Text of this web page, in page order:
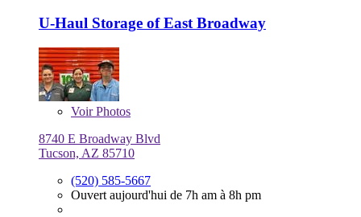
U-Haul Storage of East Broadway
VoirPhotos
8740 E Broadway Blvd
Tucson, AZ 85710
(520) 585-5667
Ouvert aujourd'hui de 7h am à 8h pm